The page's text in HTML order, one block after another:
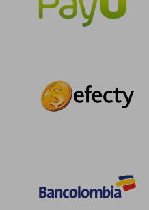
45%
dcto.
$ 125.262
$ 68.894